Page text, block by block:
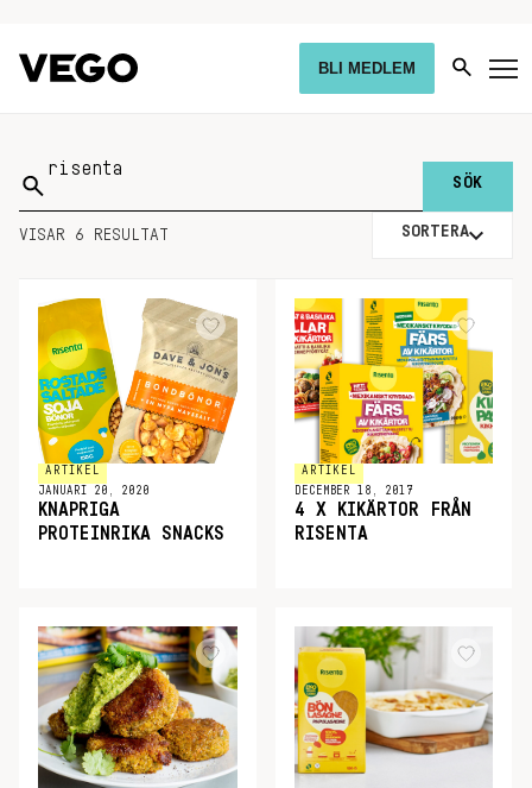
BLI MEDLEM
Sök
på:
VISAR 6 RESULTAT SORTERA
ARTIKEL
JANUARI 20, 2020
KNAPRIGA
PROTEINRIKA SNACKS
ARTIKEL
DECEMBER 18, 2017
4 X KIKÄRTOR FRÅN
RISENTA